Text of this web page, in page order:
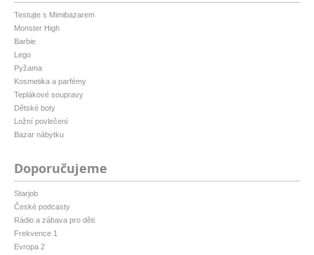
Testujte s Mimibazarem
Monster High
Barbie
Lego
Pyžama
Kosmetika a parfémy
Teplákové soupravy
Dětské boty
Ložní povlečení
Bazar nábytku
Doporučujeme
Starjob
České podcasty
Rádio a zábava pro děti
Frekvence 1
Evropa 2